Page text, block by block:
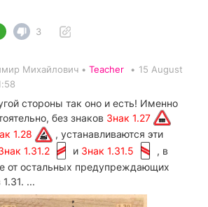
3
Михайлович • Teacher • 15 August
стороны так оно и есть! Именно
без знаков Знак 1.27
1.28
, устанавливаются эти
1.31.2 и Знак 1.31.5
, в
от остальных предупреждающих
...